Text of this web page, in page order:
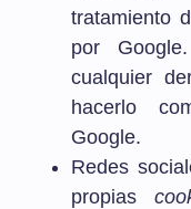
tratamiento
por
cualquier
hacerlo
Google.
Redes
propias